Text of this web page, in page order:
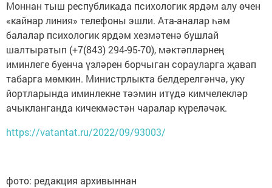
Моннан тыш республикада психологик ярдәм алу өчен
«кайнар линия» телефоны эшли. Ата-аналар һәм
балалар психологик ярдәм хезмәтенә бушлай
шалтыратып (+7(843) 294-95-70), мәктәпләрнең
иминлеге буенча үзләрен борчыган сорауларга җавап
табарга мөмкин. Министрлыкта белдерелгәнчә, уку
йортларында иминлекне тәэмин итүдә кимчелекләр
ачыкланганда кичекмәстән чаралар күреләчәк.
https://vatantat.ru/2022/09/93003/
фото: редакция архивыннан